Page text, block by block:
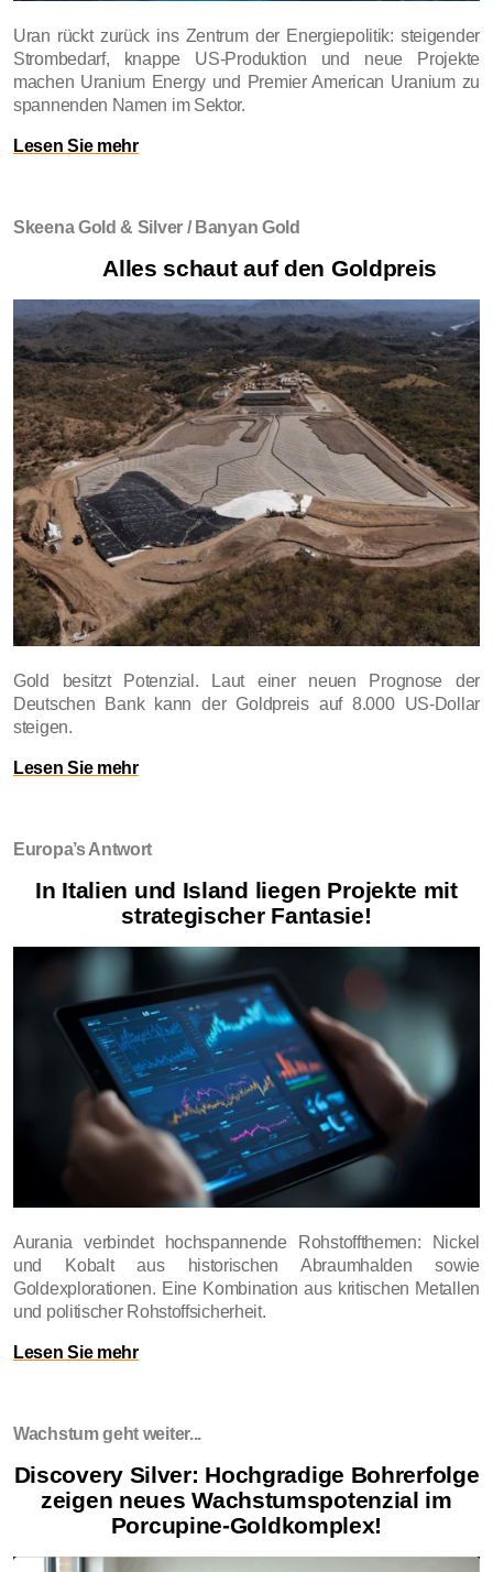
Uran rückt zurück ins Zentrum der Energiepolitik: steigender
Strombedarf, knappe US-Produktion und neue Projekte
machen Uranium Energy und Premier American Uranium zu
spannenden Namen im Sektor.
Lesen Sie mehr
Skeena Gold & Silver / Banyan Gold
Alles schaut auf den Goldpreis
Gold besitzt Potenzial. Laut einer neuen Prognose der
Deutschen Bank kann der Goldpreis auf 8.000 US-Dollar
steigen.
Lesen Sie mehr
Europa’s Antwort
In Italien und Island liegen Projekte mit
strategischer Fantasie!
Aurania verbindet hochspannende Rohstoffthemen: Nickel
und Kobalt aus historischen Abraumhalden sowie
Goldexplorationen. Eine Kombination aus kritischen Metallen
und politischer Rohstoffsicherheit.
Lesen Sie mehr
Wachstum geht weiter...
Discovery Silver: Hochgradige Bohrerfolge
zeigen neues Wachstumspotenzial im
Porcupine-Goldkomplex!